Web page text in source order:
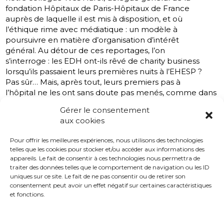
Gérer le consentement
aux cookies
Pour offrir les meilleures expériences, nous utilisons des technologies
telles que les cookies pour stocker et/ou accéder aux informations des
appareils. Le fait de consentir à ces technologies nous permettra de
traiter des données telles que le comportement de navigation ou les ID
uniques sur ce site. Le fait de ne pas consentir ou de retirer son
consentement peut avoir un effet négatif sur certaines caractéristiques
et fonctions.
fondation Hôpitaux de Paris-Hôpitaux de France
auprès de laquelle il est mis à disposition, et où
l’éthique rime avec médiatique : un modèle à
poursuivre en matière d’organisation d’intérêt
général. Au détour de ces reportages, l’on
s’interroge : les EDH ont-ils rêvé de charity business
lorsqu’ils passaient leurs premières nuits à l’EHESP ?
Pas sûr… Mais, après tout, leurs premiers pas à
l’hôpital ne les ont sans doute pas menés, comme dans
navire-amiral CHU ou dans un cabinet très secret de
l’avenue de Ségur. Faisant fi de ces conjectures mal
envie le journal de leurspremiers stages
hospitaliers. Rêve de grandeur et cauchemar d’échec
les attendent en effet dans le numéro de la
rentrée… À suivre…
Marc LAMOUR